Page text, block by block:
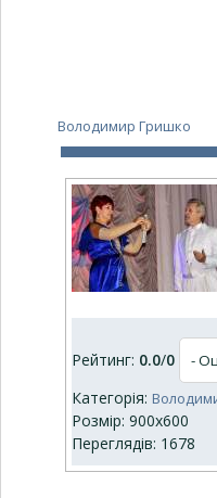
Володимир Гришко
Рейтинг: 0.0/0
Категорія:
Розмір: 900x600
Переглядів: 1678